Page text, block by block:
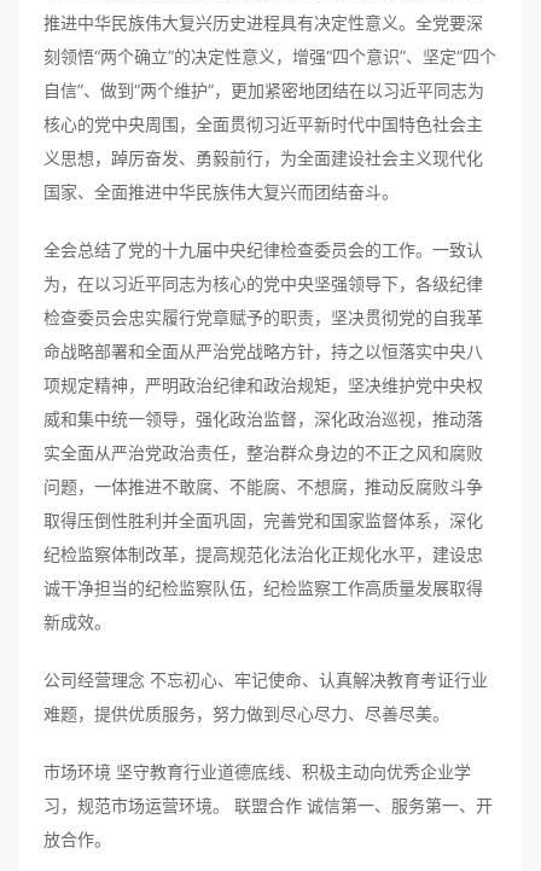
推进中华民族伟大复兴历史进程具有决定性意义。全党要深
刻领悟“两个确立”的决定性意义，增强“四个意识”、坚定“四个
自信”、做到“两个维护”，更加紧密地团结在以习近平同志为
核心的党中央周围，全面贯彻习近平新时代中国特色社会主
义思想，踔厉奋发、勇毅前行，为全面建设社会主义现代化
国家、全面推进中华民族伟大复兴而团结奋斗。
全会总结了党的十九届中央纪律检查委员会的工作。一致认
为，在以习近平同志为核心的党中央坚强领导下，各级纪律
检查委员会忠实履行党章赋予的职责，坚决贯彻党的自我革
命战略部署和全面从严治党战略方针，持之以恒落实中央八
项规定精神，严明政治纪律和政治规矩，坚决维护党中央权
威和集中统一领导，强化政治监督，深化政治巡视，推动落
实全面从严治党政治责任，整治群众身边的不正之风和腐败
问题，一体推进不敢腐、不能腐、不想腐，推动反腐败斗争
取得压倒性胜利并全面巩固，完善党和国家监督体系，深化
纪检监察体制改革，提高规范化法治化正规化水平，建设忠
诚干净担当的纪检监察队伍，纪检监察工作高质量发展取得
新成效。
公司经营理念 不忘初心、牢记使命、认真解决教育考证行业
难题，提供优质服务，努力做到尽心尽力、尽善尽美。
市场环境 坚守教育行业道德底线、积极主动向优秀企业学
习，规范市场运营环境。 联盟合作 诚信第一、服务第一、开
放合作。